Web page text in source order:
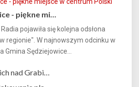
- piękne mi…
pojawiła się kolejna odsłona
regionie". W najnowszym odcinku w
Gmina Sędziejowice...
nad Grabi…